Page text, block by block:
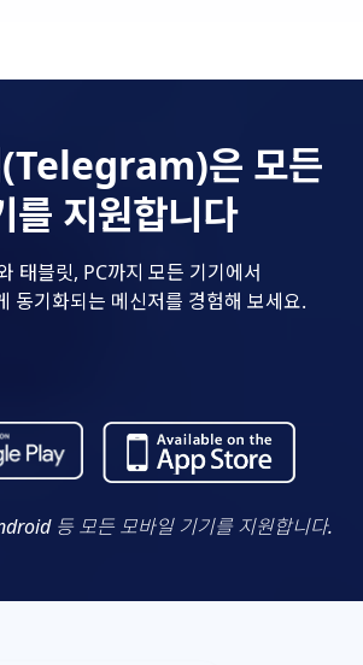
(Telegram)은 모든
를 지원합니다
태블릿, PC까지 모든 기기에서
동기화되는 메신저를 경험해 보세요.
등 모든 모바일 기기를 지원합니다.